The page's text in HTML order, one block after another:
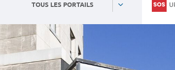
TOUS LES PORTAILS